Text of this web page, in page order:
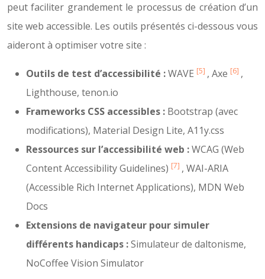
peut faciliter grandement le processus de création d’un
site web accessible. Les outils présentés ci-dessous vous
aideront à optimiser votre site :
Outils de test d’accessibilité :WAVE [5] , Axe [6] ,
Lighthouse, tenon.io
Frameworks CSS accessibles : Bootstrap (avec
modifications), Material Design Lite, A11y.css
Ressources sur l’accessibilité web :WCAG (Web
Content Accessibility Guidelines) [7] , WAI-ARIA
(Accessible Rich Internet Applications), MDN Web
Docs
Extensions de navigateur pour simuler
différents handicaps :Simulateur de daltonisme,
NoCoffee Vision Simulator